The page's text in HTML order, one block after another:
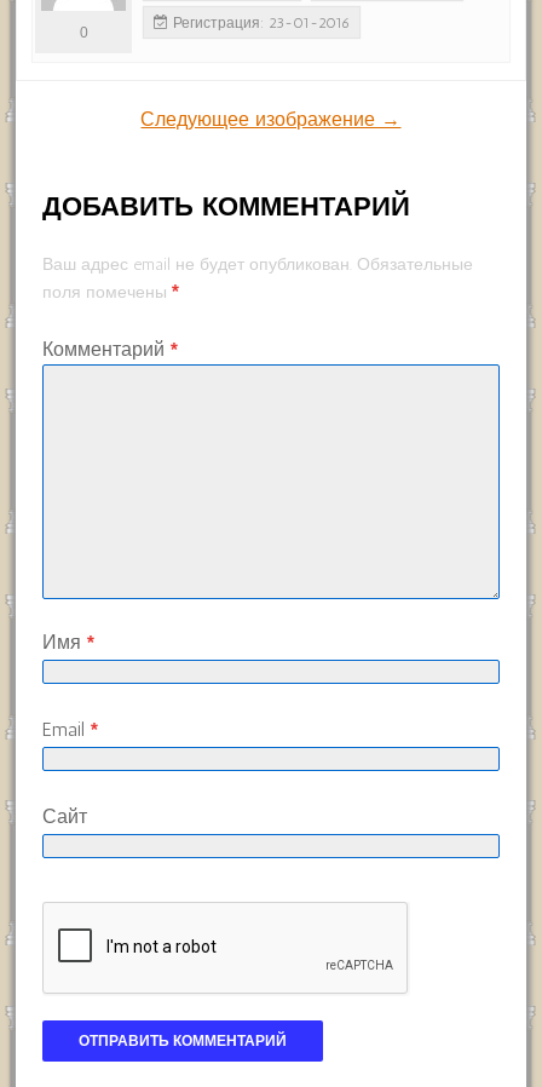
0
Регистрация: 23-01-2016
Следующее изображение →
ДОБАВИТЬ КОММЕНТАРИЙ
Ваш адрес email не будет опубликован. Обязательные
поля помечены *
Комментарий *
Имя *
Email *
Сайт